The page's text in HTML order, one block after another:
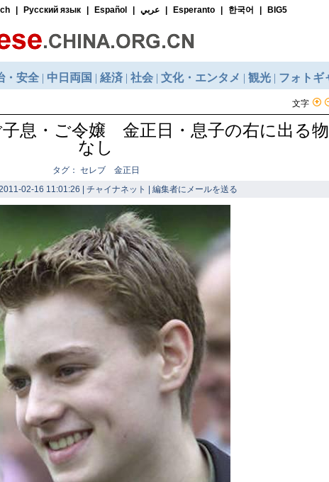
文字
息・ご令嬢 金正日・息子の右に出る物
なし
タグ： セレブ 金正日
02-16 11:01:26 | チャイナネット | 編集者にメールを送る